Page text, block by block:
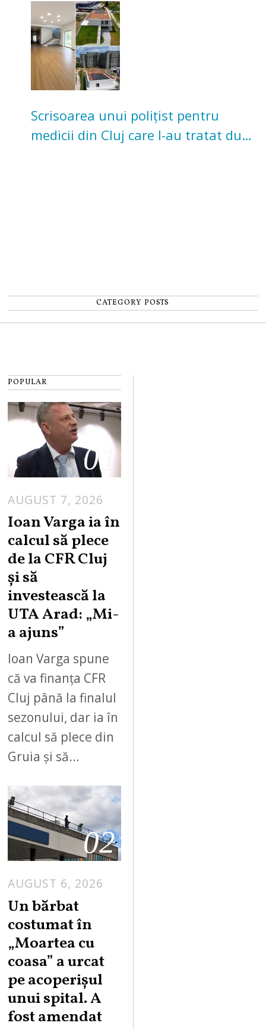
pentru copii
Scrisoarea unui polițist pentru
medicii din Cluj care l-au tratat după
CATEGORY POSTS
POPULAR
01
AUGUST 7, 2026
Ioan Varga ia în
calcul să plece
de la CFR Cluj
și să
investească la
UTA Arad: „Mi-
a ajuns”
Ioan Varga spune
că va finanța CFR
Cluj până la finalul
sezonului, dar ia în
calcul să plece din
Gruia și să…
02
AUGUST 6, 2026
Un bărbat
costumat în
„Moartea cu
coasa” a urcat
pe acoperișul
unui spital. A
fost amendat